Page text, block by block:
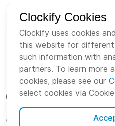
Plattform
Suite
Bundle
Marketplace
Clockify Cookies
Clockify uses cookies
this website for different
such information with
partners. To learn more
cookies, please see our
select cookies via